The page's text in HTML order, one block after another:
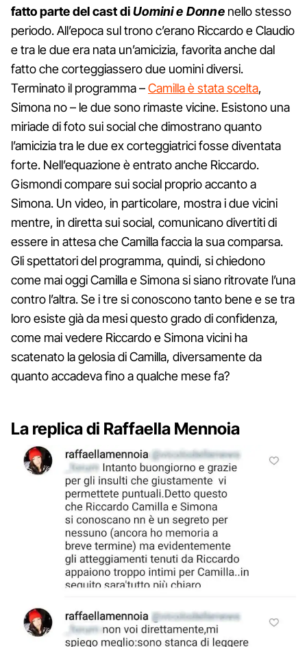
fatto parte del cast diUomini e Donne nello stesso
periodo. All’epoca sul trono c’erano Riccardo e Claudio
e tra le due era nata un’amicizia, favorita anche dal
fatto che corteggiassero due uomini diversi.
Terminato il programma –Camilla è stata scelta,
Simona no – le due sono rimaste vicine. Esistono una
miriade di foto sui social che dimostrano quanto
l’amicizia tra le due ex corteggiatrici fosse diventata
forte. Nell’equazione è entrato anche Riccardo.
Gismondi compare sui social proprio accanto a
Simona. Un video, in particolare, mostra i due vicini
mentre, in diretta sui social, comunicano divertiti di
essere in attesa che Camilla faccia la sua comparsa.
Gli spettatori del programma, quindi, si chiedono
come mai oggi Camilla e Simona si siano ritrovate l’una
contro l’altra. Se i tre si conoscono tanto bene e se tra
loro esiste già da mesi questo grado di confidenza,
come mai vedere Riccardo e Simona vicini ha
scatenato la gelosia di Camilla, diversamente da
quanto accadeva fino a qualche mese fa?
La replica di Raffaella Mennoia